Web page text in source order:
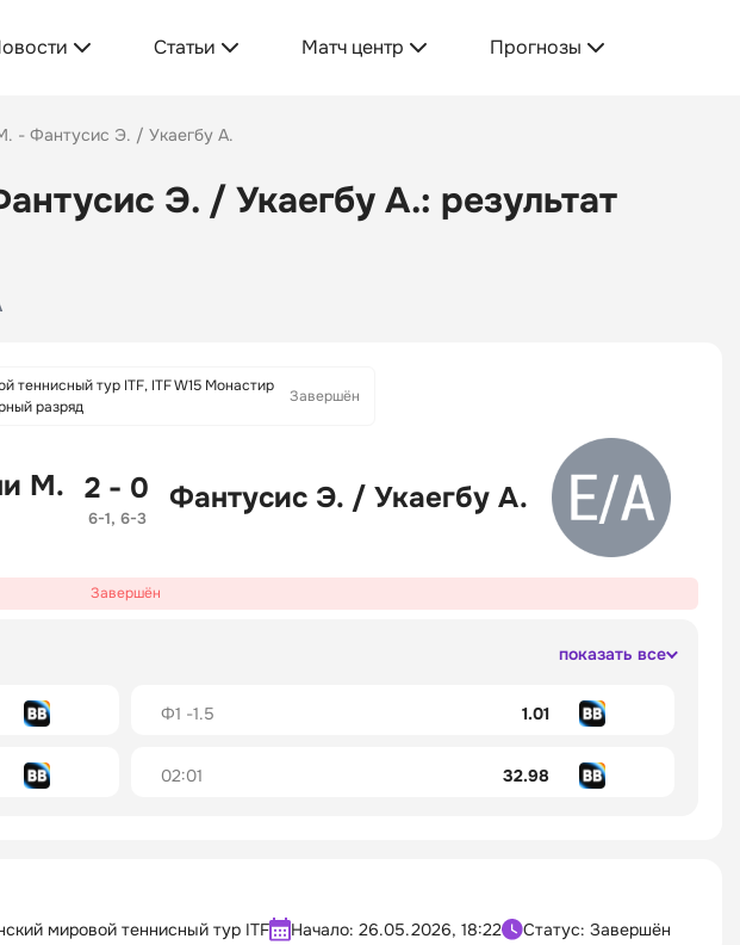
Статьи Матч центр Прогнозы
- Фантусис Э. / Укаегбу А.
Э. / Укаегбу А.: результат
теннисный тур ITF, ITF W15 Монастир
разряд
Завершён
М. 2 - 0
6-1, 6-3
Фантусис Э. / Укаегбу А.
Завершён
показать все
Ф1 -1.5 1.01
02:01 32.98
мировой теннисный тур ITF Начало: 26.05.2026, 18:22 Статус: Завершён